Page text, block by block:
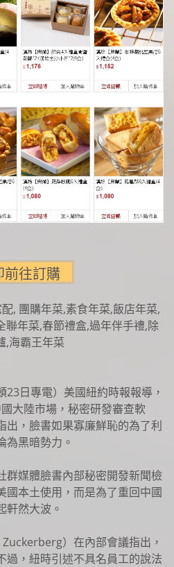
, 團購年菜,素食年菜,飯店年菜,
聯年菜,春節禮盒,過年伴手禮,除
,海霸王年菜
23日專電）美國紐約時報報導，
大陸市場，秘密研發審查軟
出，臉書如果寡廉鮮恥的為了利
為黑暗勢力。
群媒體臉書內部秘密開發新聞檢
國本土使用，而是為了重回中國
軒然大波。
）在內部會議指出，
過，紐時引述不具名員工的說法